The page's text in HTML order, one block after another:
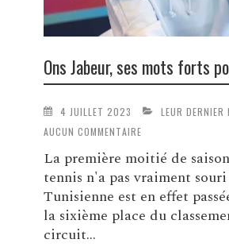
Ons Jabeur, ses mots forts
4 JUILLET 2023
LEUR DERNIER
AUCUN COMMENTAIRE
La première moitié de
tennis n'a pas vraiment
Tunisienne est en effet
la sixième place du
circuit...